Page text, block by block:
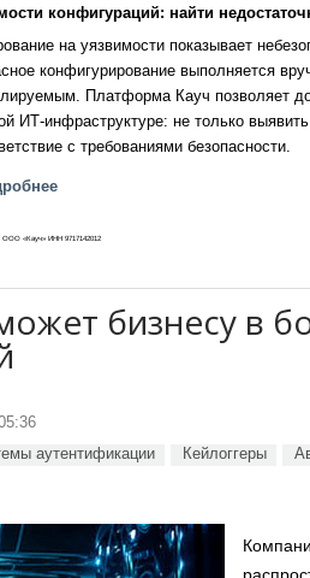
конфигураций: найти
на уязвимости показывает
конфигурирование выполняется
Платформа Кауч позволяет
ИТ-инфраструктуре: не только
с требованиями безопасности.
ООО «Кауч» ИНН 9717142012
бизнесу в
аутентификации Кейлоггеры